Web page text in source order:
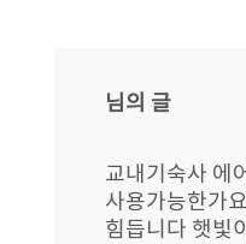
님의 글
교내기숙사 에
사용가능한가
힘듭니다 햇빛